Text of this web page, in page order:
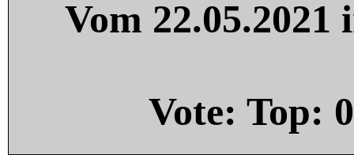
Vom
Vote: Top: 0